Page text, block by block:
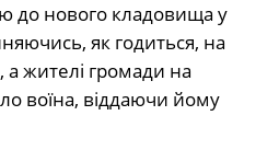
до нового кладовища у
як годиться, на
жителі громади на
воїна, віддаючи йому